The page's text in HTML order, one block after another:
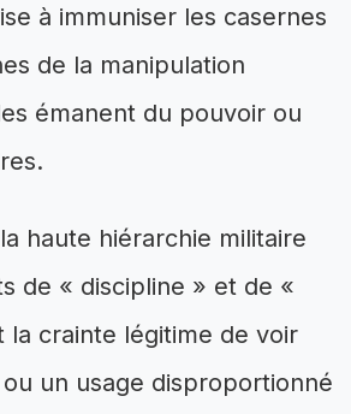
à immuniser les casernes
de la manipulation
émanent du pouvoir ou
haute hiérarchie militaire
de « discipline » et de «
la crainte légitime de voir
un usage disproportionné